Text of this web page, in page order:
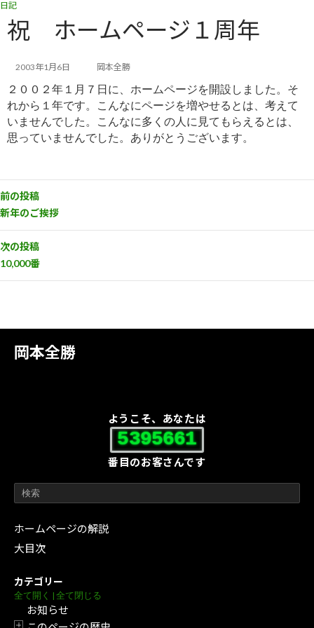
コ
ン
テ
キ
ッ
プ
ナ
ビ
ゲ
に
移
動
岡本全勝
ようこそ、あなたは
5395661
番目のお客さんです
ホームページの解説
大目次
カテゴリー
全て開く | 全て閉じる
お知らせ
日記
祝 ホームページ１周年
2003年1月6日 岡本全勝
２００２年１月７日 に、ホームページを開設しました。そ
れから１年です。こんなにページを増やせるとは、考えて
いませんでした。こんなに多くの人に見てもらえるとは、
思っていませんでした。ありがとうございます。
前の投稿
新年のご挨拶
次の投稿
10,000番